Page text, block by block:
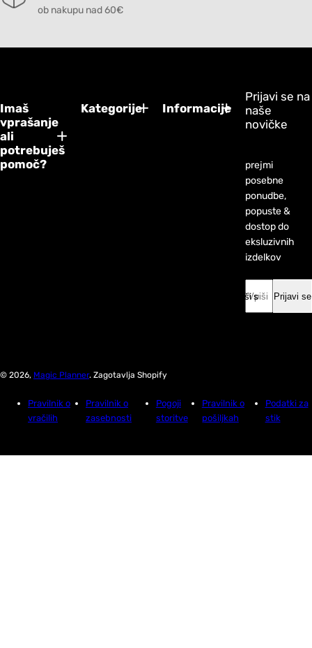
ob nakupu nad 60€
Imaš
vprašanje
ali
potrebuješ
pomoč?
Kategorije Informacije
Prijavi se na
naše
novičke
prejmi
posebne
ponudbe,
popuste &
dostop do
eksluzivnih
izdelkov
Vpiši svoj email *
Prijavi se
© 2026, Magic Planner. Zagotavlja Shopify
Pravilnik o
vračilih
Pravilnik o
zasebnosti
Pogoji
storitve
Pravilnik o
pošiljkah
Podatki za
stik